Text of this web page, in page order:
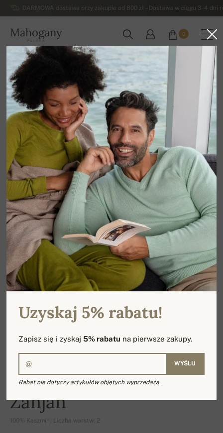
DARMOWA dostawa przy zakupie od 800 zł – Dostawa w ciągu 3-4
Mahogany
POLSKA
0
Strona główna
Damskie swetry z kaszmiru
Pulowry z wycięciem w szpic - damskie
Zanjan
100% Kaszmir | Liczba warstw: 2
Uzyskaj 5% rabatu!
Zapisz się i zyskaj5% rabatu na pierwsze zakupy.
WYŚLIJ
Rabat nie dotyczy artykułów objętych wyprzedażą.